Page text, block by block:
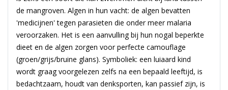
de mangroven. Algen in hun vacht: de algen bevatten
'medicijnen' tegen parasieten die onder meer malaria
veroorzaken. Het is een aanvulling bij hun nogal beperkte
dieet en de algen zorgen voor perfecte camouflage
(groen/grijs/bruine glans). Symboliek: een luiaard kind
wordt graag voorgelezen zelfs na een bepaald leeftijd, is
bedachtzaam, houdt van denksporten, kan passief zijn, is